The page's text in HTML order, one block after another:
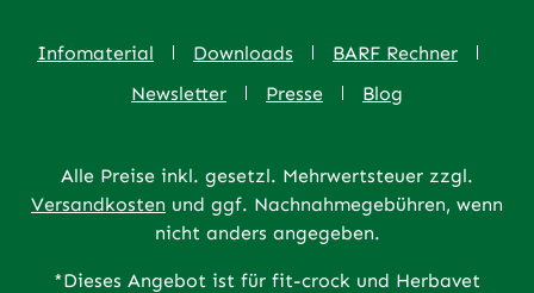
Infomaterial Downloads
BARF Rechner
Newsletter
Presse Blog
Alle Preise inkl. gesetzl. Mehrwertsteuer zzgl.
Versandkosten und ggf. Nachnahmegebühren, wenn
nicht anders angegeben.
*Dieses Angebot ist für fit-crock und Herbavet